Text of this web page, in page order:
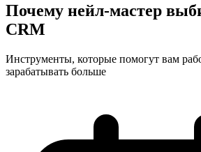
Почему нейл-мастер
CRM
Инструменты, которые помогут вам
зарабатывать больше